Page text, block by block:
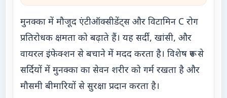
मुनक्का में मौजूद एंटीऑक्सीडेंट्स और विटामिन C रोग
प्रतिरोधक क्षमता को बढ़ाते हैं। यह सर्दी, खांसी, और
वायरल इंफेक्शन से बचाने में मदद करता है। विशेष रूप से
सर्दियों में मुनक्का का सेवन शरीर को गर्म रखता है और
मौसमी बीमारियों से सुरक्षा प्रदान करता है।